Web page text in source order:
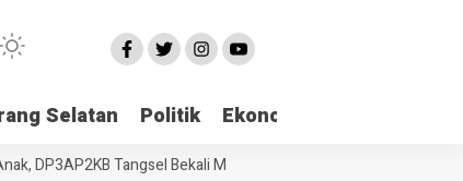
Selatan Politik Ekonomi
Tangsel Bekali Masyarakat Manajemen Stres dan